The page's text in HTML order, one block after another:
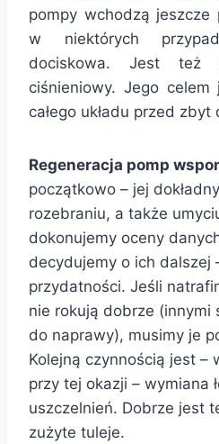
pompy wchodzą jeszcze
w niektórych
dociskowa. Jest też
ciśnieniowy. Jego
całego układu przed
Regeneracja pomp
początkowo – jej
rozebraniu, a także
dokonujemy oceny
decydujemy o ich dalszej
przydatności. Jeśli
nie rokują dobrze (innymi
do naprawy), musimy je
Kolejną czynnością jest –
przy tej okazji – wymiana
uszczelnień. Dobrze jest
zużyte tuleje.